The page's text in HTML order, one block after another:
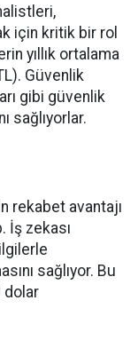
için kritik bir rol
yıllık ortalama
Güvenlik
gibi güvenlik
sağlıyorlar.
rekabet avantajı
İş zekası
sağlıyor. Bu
dolar